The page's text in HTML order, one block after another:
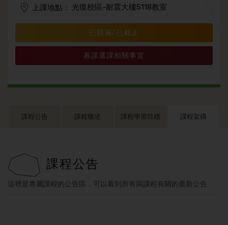
上課地點：
光復校區-耐震大樓5118教室
已額滿/已截止
募課選課相關事宜
課程公告 課程概述 課程學習目標 課程架構
課程公告
這裡是專屬課程的公告區，可以看到所有與課程有關的最新公告